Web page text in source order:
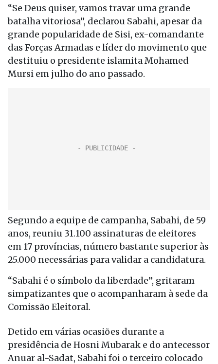
“Se Deus quiser, vamos travar uma grande
batalha vitoriosa”, declarou Sabahi, apesar da
grande popularidade de Sisi, ex-comandante
das Forças Armadas e líder do movimento que
destituiu o presidente islamita Mohamed
Mursi em julho do ano passado.
Segundo a equipe de campanha, Sabahi, de 59
anos, reuniu 31.100 assinaturas de eleitores
em 17 províncias, número bastante superior às
25.000 necessárias para validar a candidatura.
“Sabahi é o símbolo da liberdade”, gritaram
simpatizantes que o acompanharam à sede da
Comissão Eleitoral.
Detido em várias ocasiões durante a
presidência de Hosni Mubarak e do antecessor
Anuar al-Sadat, Sabahi foi o terceiro colocado